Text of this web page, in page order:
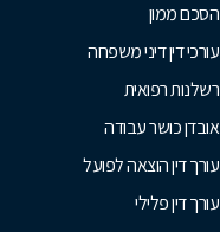
הסכם ממון
עורכי דין דיני משפחה
רשלנות רפואית
אובדן כושר עבודה
עורך דין הוצאה לפועל
עורך דין פלילי